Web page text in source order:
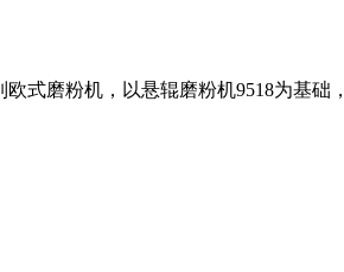
式磨粉机，以悬辊磨粉机9518为基础